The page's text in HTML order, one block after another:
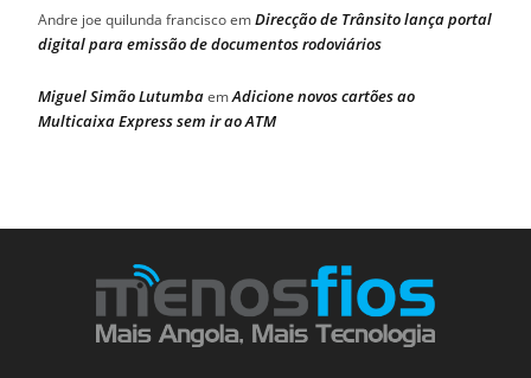
Andre joe quilunda franciscoemDirecção de Trânsito lança portal
digital para emissão de documentos rodoviários
Miguel Simão LutumbaemAdicione novos cartões ao
Multicaixa Express sem ir ao ATM